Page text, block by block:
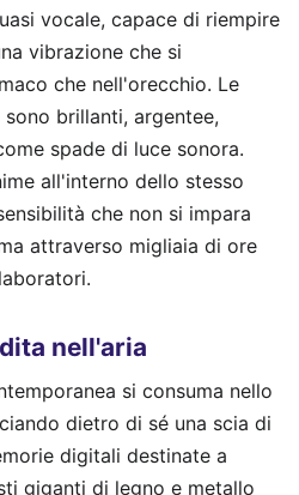
vocale, capace di riempire
vibrazione che si
che nell'orecchio. Le
brillanti, argentee,
spade di luce sonora.
all'interno dello stesso
che non si impara
attraverso migliaia di ore
nell'aria
si consuma nello
dietro di sé una scia di
digitali destinate a
giganti di legno e metallo